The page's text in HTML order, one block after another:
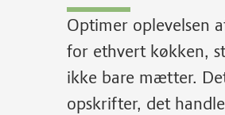
Optimer oplevelsen
for ethvert køkken,
ikke bare mætter.
opskrifter, det